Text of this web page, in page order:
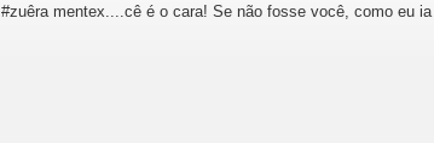
#zuêra mentex....cê é o cara! Se não fosse você, como eu